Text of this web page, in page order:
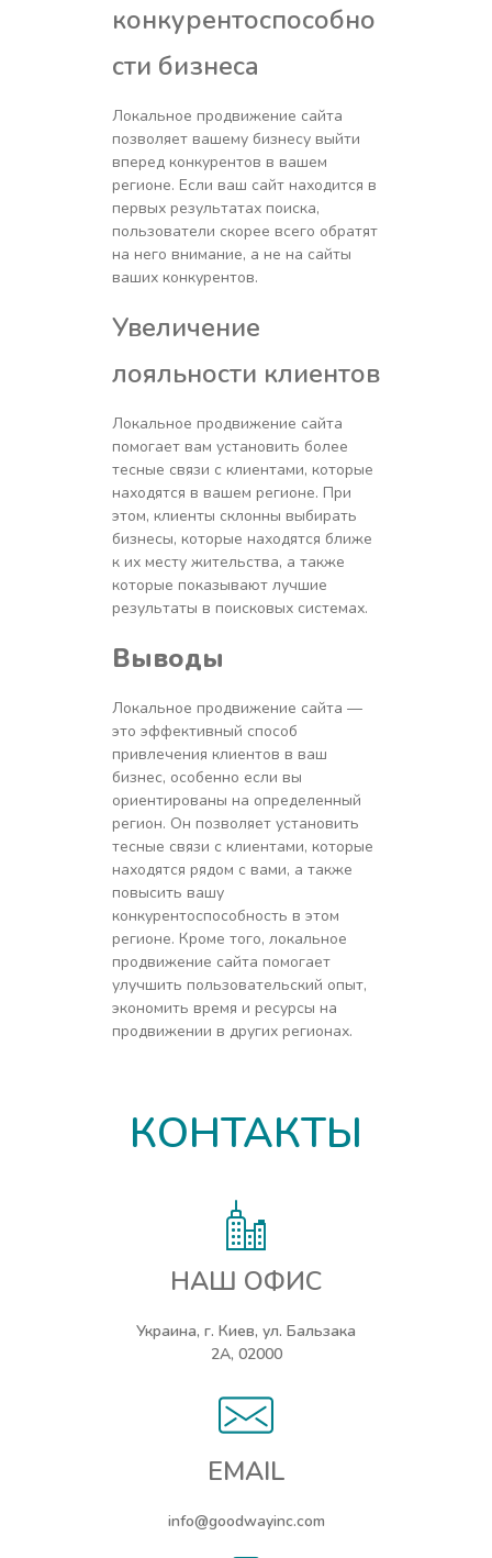
конкурентоспособно
сти бизнеса
Локальное продвижение сайта
позволяет вашему бизнесу выйти
вперед конкурентов в вашем
регионе. Если ваш сайт находится в
первых результатах поиска,
пользователи скорее всего обратят
на него внимание, а не на сайты
ваших конкурентов.
Увеличение
лояльности клиентов
Локальное продвижение сайта
помогает вам установить более
тесные связи с клиентами, которые
находятся в вашем регионе. При
этом, клиенты склонны выбирать
бизнесы, которые находятся ближе
к их месту жительства, а также
которые показывают лучшие
результаты в поисковых системах.
Выводы
Локальное продвижение сайта —
это эффективный способ
привлечения клиентов в ваш
бизнес, особенно если вы
ориентированы на определенный
регион. Он позволяет установить
тесные связи с клиентами, которые
находятся рядом с вами, а также
повысить вашу
конкурентоспособность в этом
регионе. Кроме того, локальное
продвижение сайта помогает
улучшить пользовательский опыт,
экономить время и ресурсы на
продвижении в других регионах.
КОНТАКТЫ
НАШ ОФИС
Украина, г. Киев, ул. Бальзака
2А, 02000
EMAIL
info@goodwayinc.com